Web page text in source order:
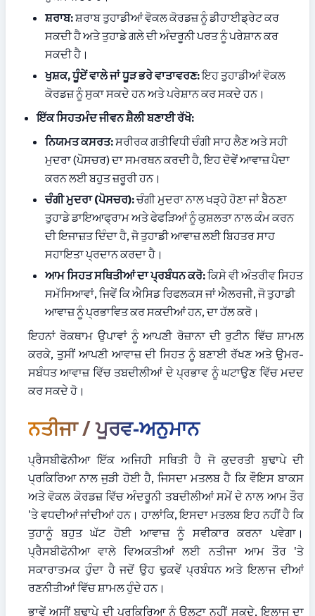
ਸ਼ਰਾਬ: ਸ਼ਰਾਬ ਤੁਹਾਡੀਆਂ ਵੋਕਲ ਕੋਰਡਜ਼ ਨੂੰ ਡੀਹਾਈਡ੍ਰੇਟ ਕਰ
ਸਕਦੀ ਹੈ ਅਤੇ ਤੁਹਾਡੇ ਗਲੇ ਦੀ ਅੰਦਰੂਨੀ ਪਰਤ ਨੂੰ ਪਰੇਸ਼ਾਨ ਕਰ
ਸਕਦੀ ਹੈ।
ਖੁਸ਼ਕ, ਧੂੰਏਂ ਵਾਲੇ ਜਾਂ ਧੂੜ ਭਰੇ ਵਾਤਾਵਰਣ: ਇਹ ਤੁਹਾਡੀਆਂ ਵੋਕਲ
ਕੋਰਡਜ਼ ਨੂੰ ਸੁਕਾ ਸਕਦੇ ਹਨ ਅਤੇ ਪਰੇਸ਼ਾਨ ਕਰ ਸਕਦੇ ਹਨ।
ਇੱਕ ਸਿਹਤਮੰਦ ਜੀਵਨ ਸ਼ੈਲੀ ਬਣਾਈ ਰੱਖੋ:
ਨਿਯਮਤ ਕਸਰਤ: ਸਰੀਰਕ ਗਤੀਵਿਧੀ ਚੰਗੀ ਸਾਹ ਲੈਣ ਅਤੇ ਸਹੀ
ਮੁਦਰਾ (ਪੋਸਚਰ) ਦਾ ਸਮਰਥਨ ਕਰਦੀ ਹੈ, ਇਹ ਦੋਵੇਂ ਆਵਾਜ਼ ਪੈਦਾ
ਕਰਨ ਲਈ ਬਹੁਤ ਜ਼ਰੂਰੀ ਹਨ।
ਚੰਗੀ ਮੁਦਰਾ (ਪੋਸਚਰ): ਚੰਗੀ ਮੁਦਰਾ ਨਾਲ ਖੜ੍ਹੇ ਹੋਣਾ ਜਾਂ ਬੈਠਣਾ
ਤੁਹਾਡੇ ਡਾਇਆਫ੍ਰਾਮ ਅਤੇ ਫੇਫੜਿਆਂ ਨੂੰ ਕੁਸ਼ਲਤਾ ਨਾਲ ਕੰਮ ਕਰਨ
ਦੀ ਇਜਾਜ਼ਤ ਦਿੰਦਾ ਹੈ, ਜੋ ਤੁਹਾਡੀ ਆਵਾਜ਼ ਲਈ ਬਿਹਤਰ ਸਾਹ
ਸਹਾਇਤਾ ਪ੍ਰਦਾਨ ਕਰਦਾ ਹੈ।
ਆਮ ਸਿਹਤ ਸਥਿਤੀਆਂ ਦਾ ਪ੍ਰਬੰਧਨ ਕਰੋ: ਕਿਸੇ ਵੀ ਅੰਤਰੀਵ ਸਿਹਤ
ਸਮੱਸਿਆਵਾਂ, ਜਿਵੇਂ ਕਿ ਐਸਿਡ ਰਿਫਲਕਸ ਜਾਂ ਐਲਰਜੀ, ਜੋ ਤੁਹਾਡੀ
ਆਵਾਜ਼ ਨੂੰ ਪ੍ਰਭਾਵਿਤ ਕਰ ਸਕਦੀਆਂ ਹਨ, ਦਾ ਹੱਲ ਕਰੋ।
ਇਹਨਾਂ ਰੋਕਥਾਮ ਉਪਾਵਾਂ ਨੂੰ ਆਪਣੀ ਰੋਜ਼ਾਨਾ ਦੀ ਰੁਟੀਨ ਵਿੱਚ ਸ਼ਾਮਲ
ਕਰਕੇ, ਤੁਸੀਂ ਆਪਣੀ ਆਵਾਜ਼ ਦੀ ਸਿਹਤ ਨੂੰ ਬਣਾਈ ਰੱਖਣ ਅਤੇ ਉਮਰ-
ਸਬੰਧਤ ਆਵਾਜ਼ ਵਿੱਚ ਤਬਦੀਲੀਆਂ ਦੇ ਪ੍ਰਭਾਵ ਨੂੰ ਘਟਾਉਣ ਵਿੱਚ ਮਦਦ
ਕਰ ਸਕਦੇ ਹੋ।
ਨਤੀਜਾ / ਪੂਰਵ-ਅਨੁਮਾਨ
ਪ੍ਰੈਸਬੀਫੋਨੀਆ ਇੱਕ ਅਜਿਹੀ ਸਥਿਤੀ ਹੈ ਜੋ ਕੁਦਰਤੀ ਬੁਢਾਪੇ ਦੀ
ਪ੍ਰਕਿਰਿਆ ਨਾਲ ਜੁੜੀ ਹੋਈ ਹੈ, ਜਿਸਦਾ ਮਤਲਬ ਹੈ ਕਿ ਵੌਇਸ ਬਾਕਸ
ਅਤੇ ਵੋਕਲ ਕੋਰਡਜ਼ ਵਿੱਚ ਅੰਦਰੂਨੀ ਤਬਦੀਲੀਆਂ ਸਮੇਂ ਦੇ ਨਾਲ ਆਮ ਤੌਰ
'ਤੇ ਵਧਦੀਆਂ ਜਾਂਦੀਆਂ ਹਨ। ਹਾਲਾਂਕਿ, ਇਸਦਾ ਮਤਲਬ ਇਹ ਨਹੀਂ ਹੈ ਕਿ
ਤੁਹਾਨੂੰ ਬਹੁਤ ਘੱਟ ਹੋਈ ਆਵਾਜ਼ ਨੂੰ ਸਵੀਕਾਰ ਕਰਨਾ ਪਵੇਗਾ।
ਪ੍ਰੈਸਬੀਫੋਨੀਆ ਵਾਲੇ ਵਿਅਕਤੀਆਂ ਲਈ ਨਤੀਜਾ ਆਮ ਤੌਰ 'ਤੇ
ਸਕਾਰਾਤਮਕ ਹੁੰਦਾ ਹੈ ਜਦੋਂ ਉਹ ਢੁਕਵੇਂ ਪ੍ਰਬੰਧਨ ਅਤੇ ਇਲਾਜ ਦੀਆਂ
ਰਣਨੀਤੀਆਂ ਵਿੱਚ ਸ਼ਾਮਲ ਹੁੰਦੇ ਹਨ।
ਭਾਵੇਂ ਅਸੀਂ ਬੁਢਾਪੇ ਦੀ ਪ੍ਰਕਿਰਿਆ ਨੂੰ ਉਲਟਾ ਨਹੀਂ ਸਕਦੇ, ਇਲਾਜ ਦਾ